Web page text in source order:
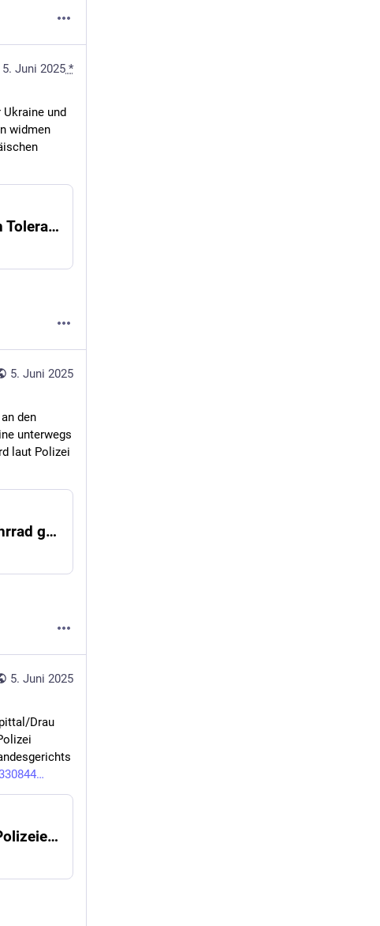
5. Juni 2025 *
und
widmen
Gesellschaft: Krisenherde im Fokus von Toleranzgesprächen
5. Juni 2025
den
unterwegs
laut Polizei
Chronik: 74-Jähriger nach Sturz mit Fahrrad gestorben
5. Juni 2025
Drau
Chronik: Tumult nach Urteil sorgte für Polizeieinsatz